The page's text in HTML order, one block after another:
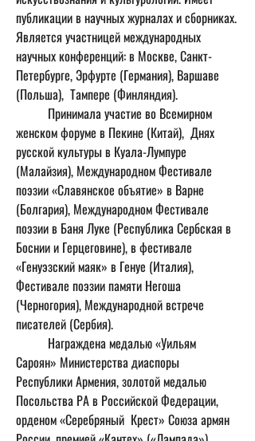
публикации в научных журналах и сборниках.
Является участницей международных
научных конференций: в Москве, Санкт-
Петербурге, Эрфурте (Германия), Варшаве
(Польша),  Тампере (Финляндия).
женском форуме в Пекине (Китай),  Днях
русской культуры в Куала-Лумпуре
(Малайзия), Международном Фестивале
поэзии «Славянское объятие» в Варне
(Болгария), Международном Фестивале
поэзии в Баня Луке (Республика Сербская в
Боснии и Герцеговине), в фестивале
«Генуэзский маяк» в Генуе (Италия),
Фестивале поэзии памяти Негоша
(Черногория), Международной встрече
писателей (Сербия).
Сароян» Министерства диаспоры
Республики Армения, золотой медалью
Посольства РА в Российской Федерации,
орденом «Серебряный  Крест» Союза армян